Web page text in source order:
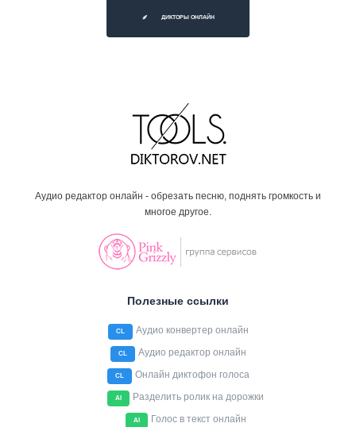
ДИКТОРЫ ОНЛАЙН
Аудио редактор онлайн - обрезать песню, поднять громкость и
многое другое.
Полезные ссылки
CL Аудио конвертер онлайн
CL Аудио редактор онлайн
CL Онлайн диктофон голоса
AI Разделить ролик на дорожки
AI Голос в текст онлайн